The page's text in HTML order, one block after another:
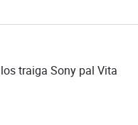
traiga Sony pal Vita